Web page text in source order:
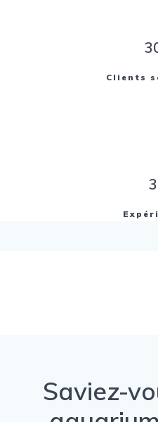
Clients
Saviez-